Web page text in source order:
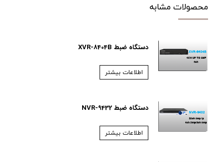
محصولات مشابه
دستگاه ضبط XVR-8404B
اطلاعات بیشتر
دستگاه ضبط NVR-9432
اطلاعات بیشتر